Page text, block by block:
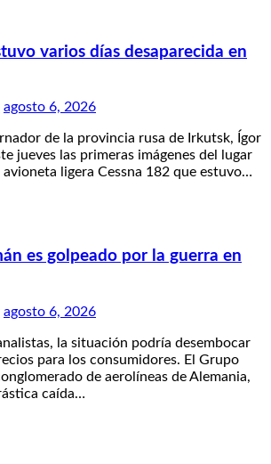
varios días desaparecida en
agosto 6, 2026
de la provincia rusa de Irkutsk, Ígor
jueves las primeras imágenes del lugar
ligera Cessna 182 que estuvo…
es golpeado por la guerra en
agosto 6, 2026
la situación podría desembocar
para los consumidores. El Grupo
de aerolíneas de Alemania,
caída…